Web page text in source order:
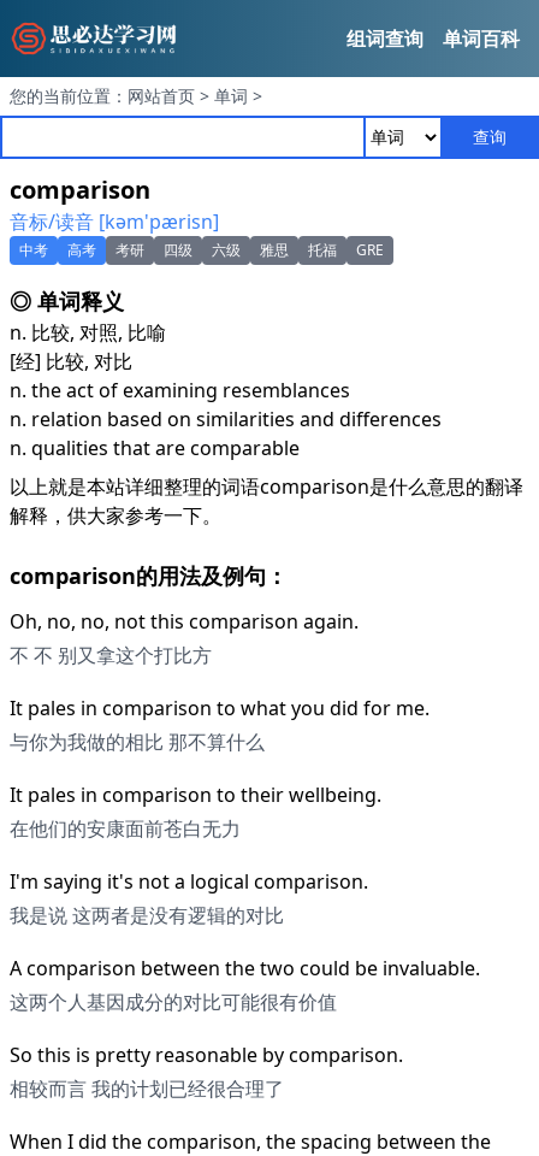
组词查询 单词百科
您的当前位置： 网站首页 > 单词 >
查询
comparison
音标/读音 [kәm'pærisn]
中考 高考 考研 四级 六级 雅思 托福 GRE
◎ 单词释义
n. 比较, 对照, 比喻
[经] 比较, 对比
n. the act of examining resemblances
n. relation based on similarities and differences
n. qualities that are comparable
以上就是本站详细整理的词语comparison是什么意思的翻译
解释，供大家参考一下。
comparison的用法及例句：
Oh, no, no, not this comparison again.
不 不 别又拿这个打比方
It pales in comparison to what you did for me.
与你为我做的相比 那不算什么
It pales in comparison to their wellbeing.
在他们的安康面前苍白无力
I'm saying it's not a logical comparison.
我是说 这两者是没有逻辑的对比
A comparison between the two could be invaluable.
这两个人基因成分的对比可能很有价值
So this is pretty reasonable by comparison.
相较而言 我的计划已经很合理了
When I did the comparison, the spacing between the